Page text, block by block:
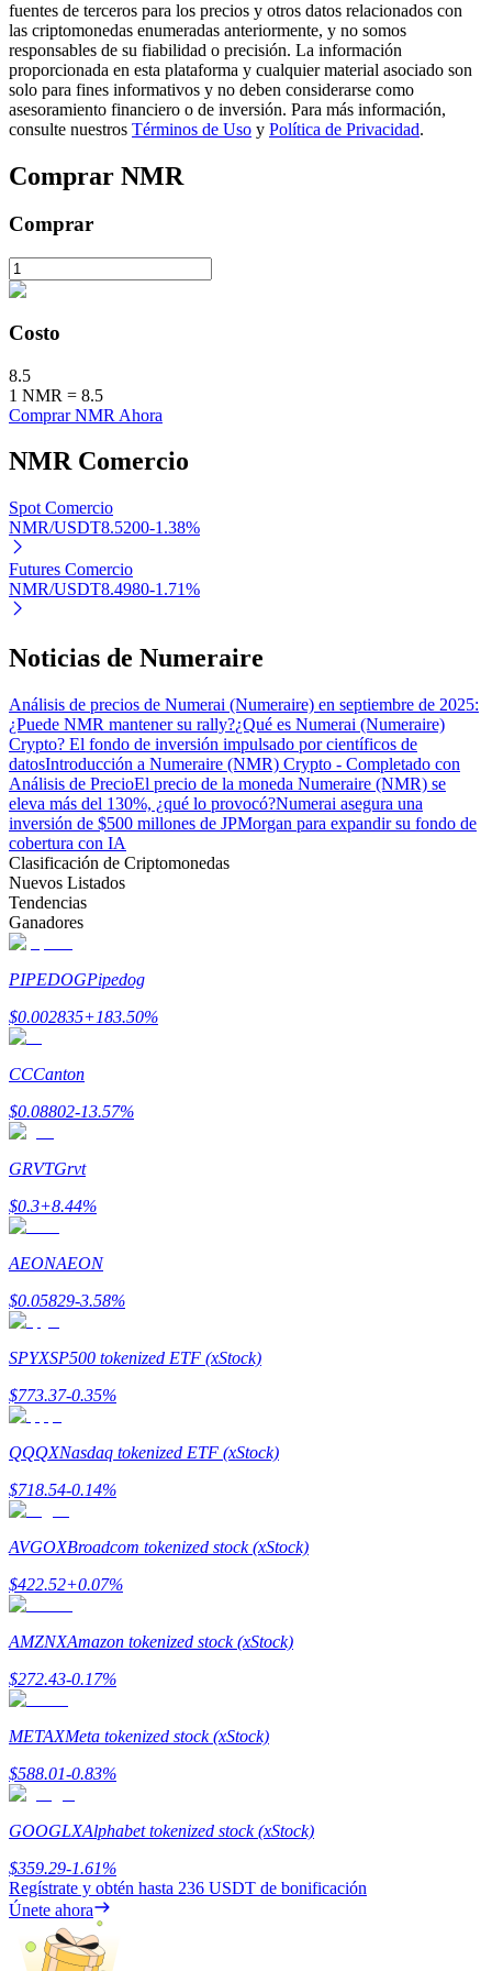
Inversión automática
Obtenga más información sobre cómo obtener ingresos pasivos
Bitrue
AI
Bitrue Partners
Afiliados de Bitrue
¡Hasta un 65% de comisiones!
Invita a un amigo para recibir recompensas en efectivo
Deposit CASHCAT & Win
Register & Trade to Win 500,000 USDT
Precious Metals Trading Carnival
Trade Gold & Silver · 33,333 USDT Bonus
USDT New User Exclusive 10% APR
USDT Flexible Staking | Daily Rewards
fuentes de terceros para los precios y otros datos relacionados con
las criptomonedas enumeradas anteriormente, y no somos
responsables de su fiabilidad o precisión. La información
proporcionada en esta plataforma y cualquier material asociado son
solo para fines informativos y no deben considerarse como
asesoramiento financiero o de inversión. Para más información,
consulte nuestros Términos de Uso y Política de Privacidad.
Comprar NMR
Comprar
Costo
8.5
1 NMR = 8.5
Comprar NMR Ahora
NMR Comercio
Spot Comercio
NMR/USDT8.5200-1.38%
Futures Comercio
NMR/USDT8.4980-1.71%
Noticias de Numeraire
Análisis de precios de Numerai (Numeraire) en septiembre de 2025:
¿Puede NMR mantener su rally?¿Qué es Numerai (Numeraire)
Crypto? El fondo de inversión impulsado por científicos de
datosIntroducción a Numeraire (NMR) Crypto - Completado con
Análisis de PrecioEl precio de la moneda Numeraire (NMR) se
eleva más del 130%, ¿qué lo provocó?Numerai asegura una
inversión de $500 millones de JPMorgan para expandir su fondo de
cobertura con IA
Clasificación de Criptomonedas
Nuevos Listados
Tendencias
Ganadores
PIPEDOGPipedog
$0.002835+183.50%
CCCanton
$0.08802-13.57%
GRVTGrvt
$0.3+8.44%
AEONAEON
$0.05829-3.58%
SPYXSP500 tokenized ETF (xStock)
$773.37-0.35%
QQQXNasdaq tokenized ETF (xStock)
$718.54-0.14%
AVGOXBroadcom tokenized stock (xStock)
$422.52+0.07%
AMZNXAmazon tokenized stock (xStock)
$272.43-0.17%
METAXMeta tokenized stock (xStock)
$588.01-0.83%
GOOGLXAlphabet tokenized stock (xStock)
$359.29-1.61%
Regístrate y obtén hasta 236 USDT de bonificación
Únete ahora